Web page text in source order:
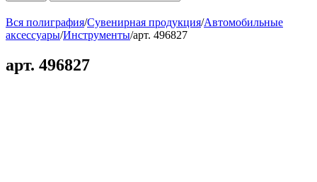
Вся полиграфия/Сувенирная продукция/Автомобильные
аксессуары/Инструменты/арт. 496827
арт. 496827